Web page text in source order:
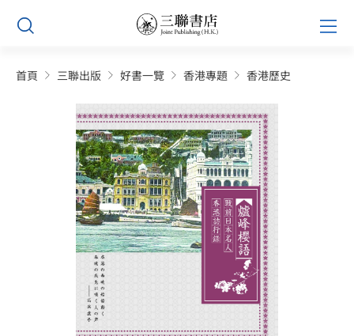
Skip
content
首頁 三聯出版 好書一覽 香港專題 香港歷史